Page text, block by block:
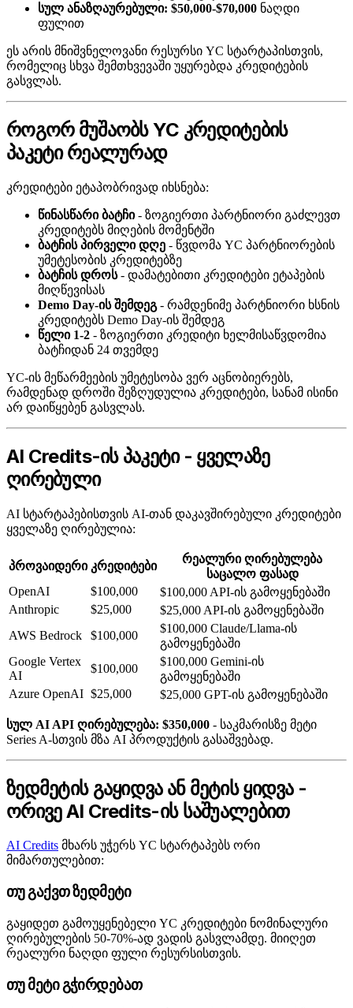
სულ ანაზღაურებული: $50,000-$70,000 ნაღდი
ფულით
ეს არის მნიშვნელოვანი რესურსი YC სტარტაპისთვის,
რომელიც სხვა შემთხვევაში უყურებდა კრედიტების
გასვლას.
როგორ მუშაობს YC კრედიტების
პაკეტი რეალურად
კრედიტები ეტაპობრივად იხსნება:
წინასწარი ბატჩი- ზოგიერთი პარტნიორი გაძლევთ
კრედიტებს მიღების მომენტში
ბატჩის პირველი დღე - წვდომა YC პარტნიორების
უმეტესობის კრედიტებზე
ბატჩის დროს- დამატებითი კრედიტები ეტაპების
მიღწევისას
Demo Day-ის შემდეგ- რამდენიმე პარტნიორი ხსნის
კრედიტებს Demo Day-ის შემდეგ
წელი 1-2 - ზოგიერთი კრედიტი ხელმისაწვდომია
ბატჩიდან 24 თვემდე
YC-ის მეწარმეების უმეტესობა ვერ აცნობიერებს,
რამდენად დროში შეზღუდულია კრედიტები, სანამ ისინი
არ დაიწყებენ გასვლას.
AI Credits-ის პაკეტი - ყველაზე
ღირებული
AI სტარტაპებისთვის AI-თან დაკავშირებული კრედიტები
ყველაზე ღირებულია:
პროვაიდერი კრედიტები
რეალური ღირებულება
საცალო ფასად
OpenAI
$100,000
$100,000 API-ის გამოყენებაში
Anthropic
$25,000
$25,000 API-ის გამოყენებაში
AWS Bedrock
$100,000
$100,000 Claude/Llama-ის
გამოყენებაში
Google Vertex
AI
$100,000
$100,000 Gemini-ის
გამოყენებაში
Azure OpenAI $25,000 $25,000 GPT-ის გამოყენებაში
სულ AI API ღირებულება: $350,000 - საკმარისზე მეტი
Series A-სთვის მზა AI პროდუქტის გასაშვებად.
ზედმეტის გაყიდვა ან მეტის ყიდვა -
ორივე AI Credits-ის საშუალებით
AI Credits მხარს უჭერს YC სტარტაპებს ორი
მიმართულებით:
თუ გაქვთ ზედმეტი
გაყიდეთ გამოუყენებელი YC კრედიტები ნომინალური
ღირებულების 50-70%-ად ვადის გასვლამდე. მიიღეთ
რეალური ნაღდი ფული რესურსისთვის.
თუ მეტი გჭირდებათ